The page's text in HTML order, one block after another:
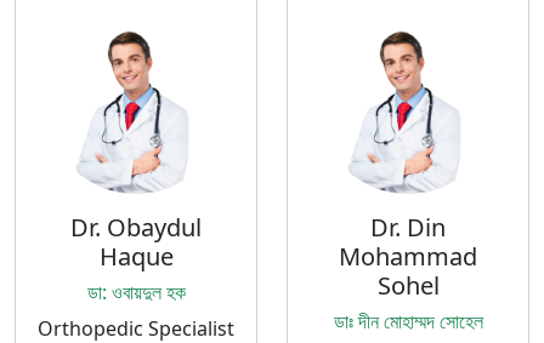
Dr. Obaydul
Haque
ডা: ওবায়দুল হক
Orthopedic Specialist
Dr. Din
Mohammad
Sohel
ডাঃ দীন মোহাম্মদ সোহেল